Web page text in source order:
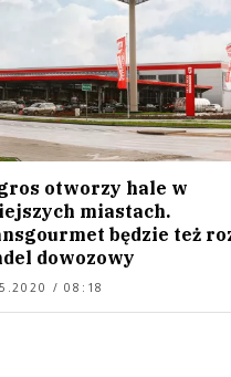
otworzy hale w
miastach.
będzie też
dowozowy
/ 08:18